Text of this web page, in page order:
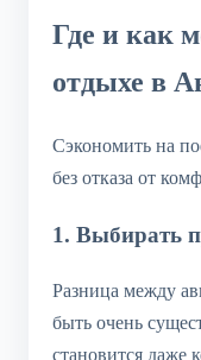
Где и как
отдыхе в
Сэкономить на
без отказа от
1. Выбирать
Разница между
быть очень
становится даже